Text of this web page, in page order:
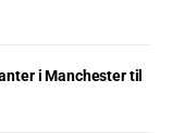
i Manchester til